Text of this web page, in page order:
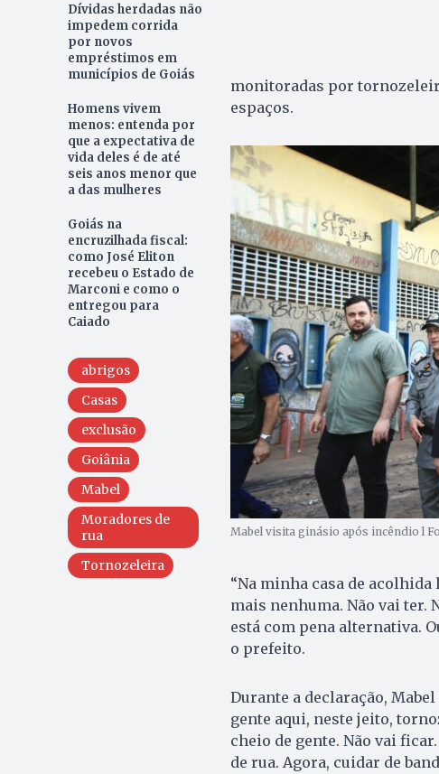
Dívidas herdadas não
impedem corrida
por novos
empréstimos em
municípios de Goiás
Homens vivem
menos: entenda por
que a expectativa de
vida deles é de até
seis anos menor que
a das mulheres
Goiás na
encruzilhada fiscal:
como José Eliton
recebeu o Estado de
Marconi e como o
entregou para
Caiado
abrigos
Casas
exclusão
Goiânia
Mabel
Moradores de
rua
Tornozeleira
monitoradas por
espaços.
Mabel visita ginásio após incêndio l
“Na minha casa de
mais nenhuma. Não vai ter.
está com pena alternativa.
o prefeito.
Durante a declaração,
gente aqui, neste jeito,
cheio de gente. Não vai
de rua. Agora, cuidar de